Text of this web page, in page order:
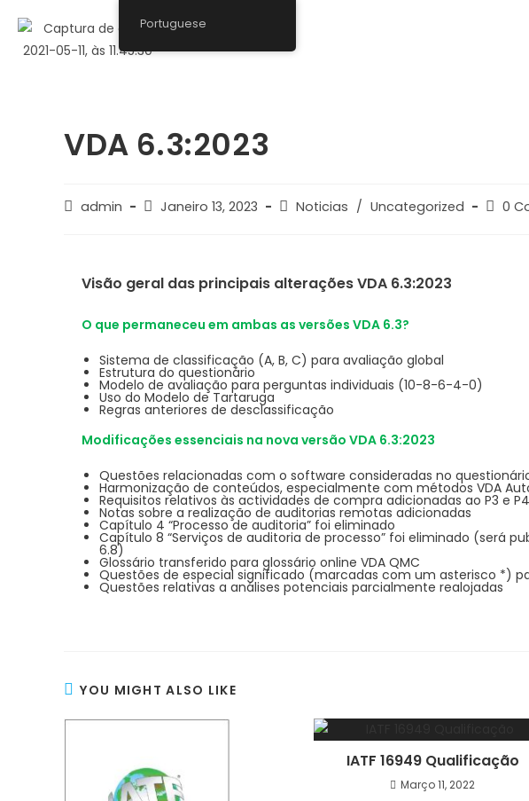
VDA 6.3:2023
admin Janeiro 13, 2023 Noticias / Uncategorized 0
Visão geral das principais alterações VDA 6.3:2023
O que permaneceu em ambas as versões VDA 6.3?
Sistema de classificação (A, B, C) para avaliação global
Estrutura do questionário
Modelo de avaliação para perguntas individuais (10-8-6-4-0)
Uso do Modelo de Tartaruga
Regras anteriores de desclassificação
Modificações essenciais na nova versão VDA 6.3:2023
Questões relacionadas com o software consideradas no
Harmonização de conteúdos, especialmente com métodos VDA
Requisitos relativos às actividades de compra adicionadas ao P3 e P4
Notas sobre a realização de auditorias remotas adicionadas
Capítulo 4 “Processo de auditoria” foi eliminado
Capítulo 8 “Serviços de auditoria de processo” foi eliminado (será
6.8)
Glossário transferido para glossário online VDA QMC
Questões de especial significado (marcadas com um asterisco *)
Questões relativas a análises potenciais parcialmente realojadas
YOU MIGHT ALSO LIKE
IATF 16949 Qualificação
Março 11, 2022
Portuguese